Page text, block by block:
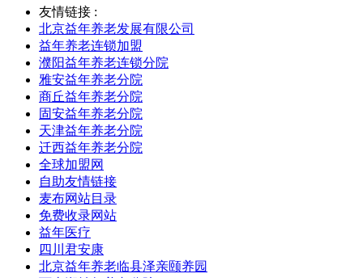
友情链接 :
北京益年养老发展有限公司
益年养老连锁加盟
濮阳益年养老连锁分院
雅安益年养老分院
商丘益年养老分院
固安益年养老分院
天津益年养老分院
迁西益年养老分院
全球加盟网
自助友情链接
麦布网站目录
免费收录网站
益年医疗
四川君安康
北京益年养老临县泽亲颐养园